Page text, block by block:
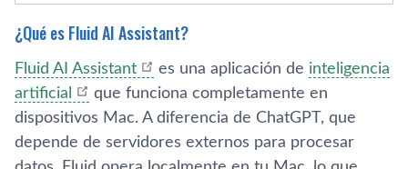
¿Qué es Fluid AI Assistant?
Fluid AI Assistant es una aplicación de inteligencia
artificial
que funciona completamente en
dispositivos Mac. A diferencia de ChatGPT, que
depende de servidores externos para procesar